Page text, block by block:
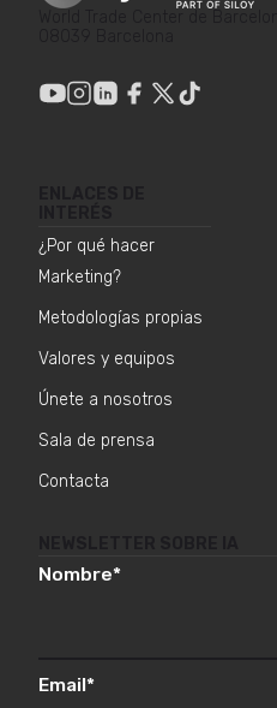
¿Por qué hacer
Marketing?
Metodologías propias
Valores y equipos
Únete a nosotros
Sala de prensa
Contacta
Nombre*
Email*